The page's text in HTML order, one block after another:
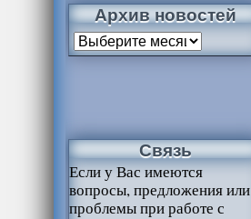
Архив новостей
Связь
Если у Вас имеются
вопросы, предложения или
проблемы при работе с